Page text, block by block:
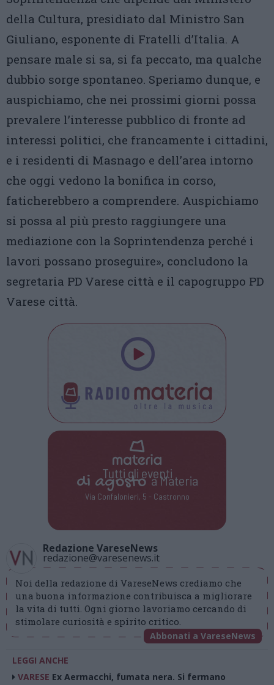
della Cultura, presidiato dal Ministro San
Giuliano, esponente di Fratelli d’Italia. A
pensare male si sa, si fa peccato, ma qualche
dubbio sorge spontaneo. Speriamo dunque, e
auspichiamo, che nei prossimi giorni possa
prevalere l’interesse pubblico di fronte ad
interessi politici, che francamente i cittadini,
e i residenti di Masnago e dell’area intorno
che oggi vedono la bonifica in corso,
faticherebbero a comprendere. Auspichiamo
si possa al più presto raggiungere una
mediazione con la Soprintendenza perché i
lavori possano proseguire», concludono la
segretaria PD Varese città e il capogruppo PD
Varese città.
Tutti gli eventi
di agostoa Materia
Via Confalonieri, 5 - Castronno
Redazione VareseNews
redazione@varesenews.it
Noi della redazione di VareseNews crediamo che
una buona informazione contribuisca a migliorare
la vita di tutti. Ogni giorno lavoriamo cercando di
stimolare curiosità e spirito critico.
Abbonati a VareseNews
LEGGI ANCHE
VARESE Ex Aermacchi, fumata nera. Si fermano